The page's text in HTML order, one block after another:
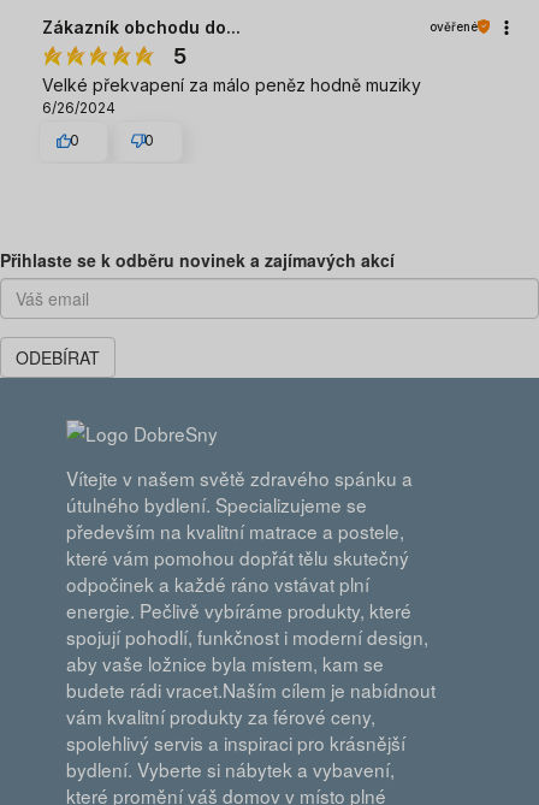
Zákazník obchodu do... ověřené
5
Velké překvapení za málo peněz hodně muziky
6/26/2024
0
0
Předchozí
Přihlaste se k odběru novinek a zajímavých akcí
ODEBÍRAT
Vítejte v našem světě zdravého spánku a
útulného bydlení. Specializujeme se
především na kvalitní matrace a postele,
které vám pomohou dopřát tělu skutečný
odpočinek a každé ráno vstávat plní
energie. Pečlivě vybíráme produkty, které
spojují pohodlí, funkčnost i moderní design,
aby vaše ložnice byla místem, kam se
budete rádi vracet.Naším cílem je nabídnout
vám kvalitní produkty za férové ceny,
spolehlivý servis a inspiraci pro krásnější
bydlení. Vyberte si nábytek a vybavení,
které promění váš domov v místo plné